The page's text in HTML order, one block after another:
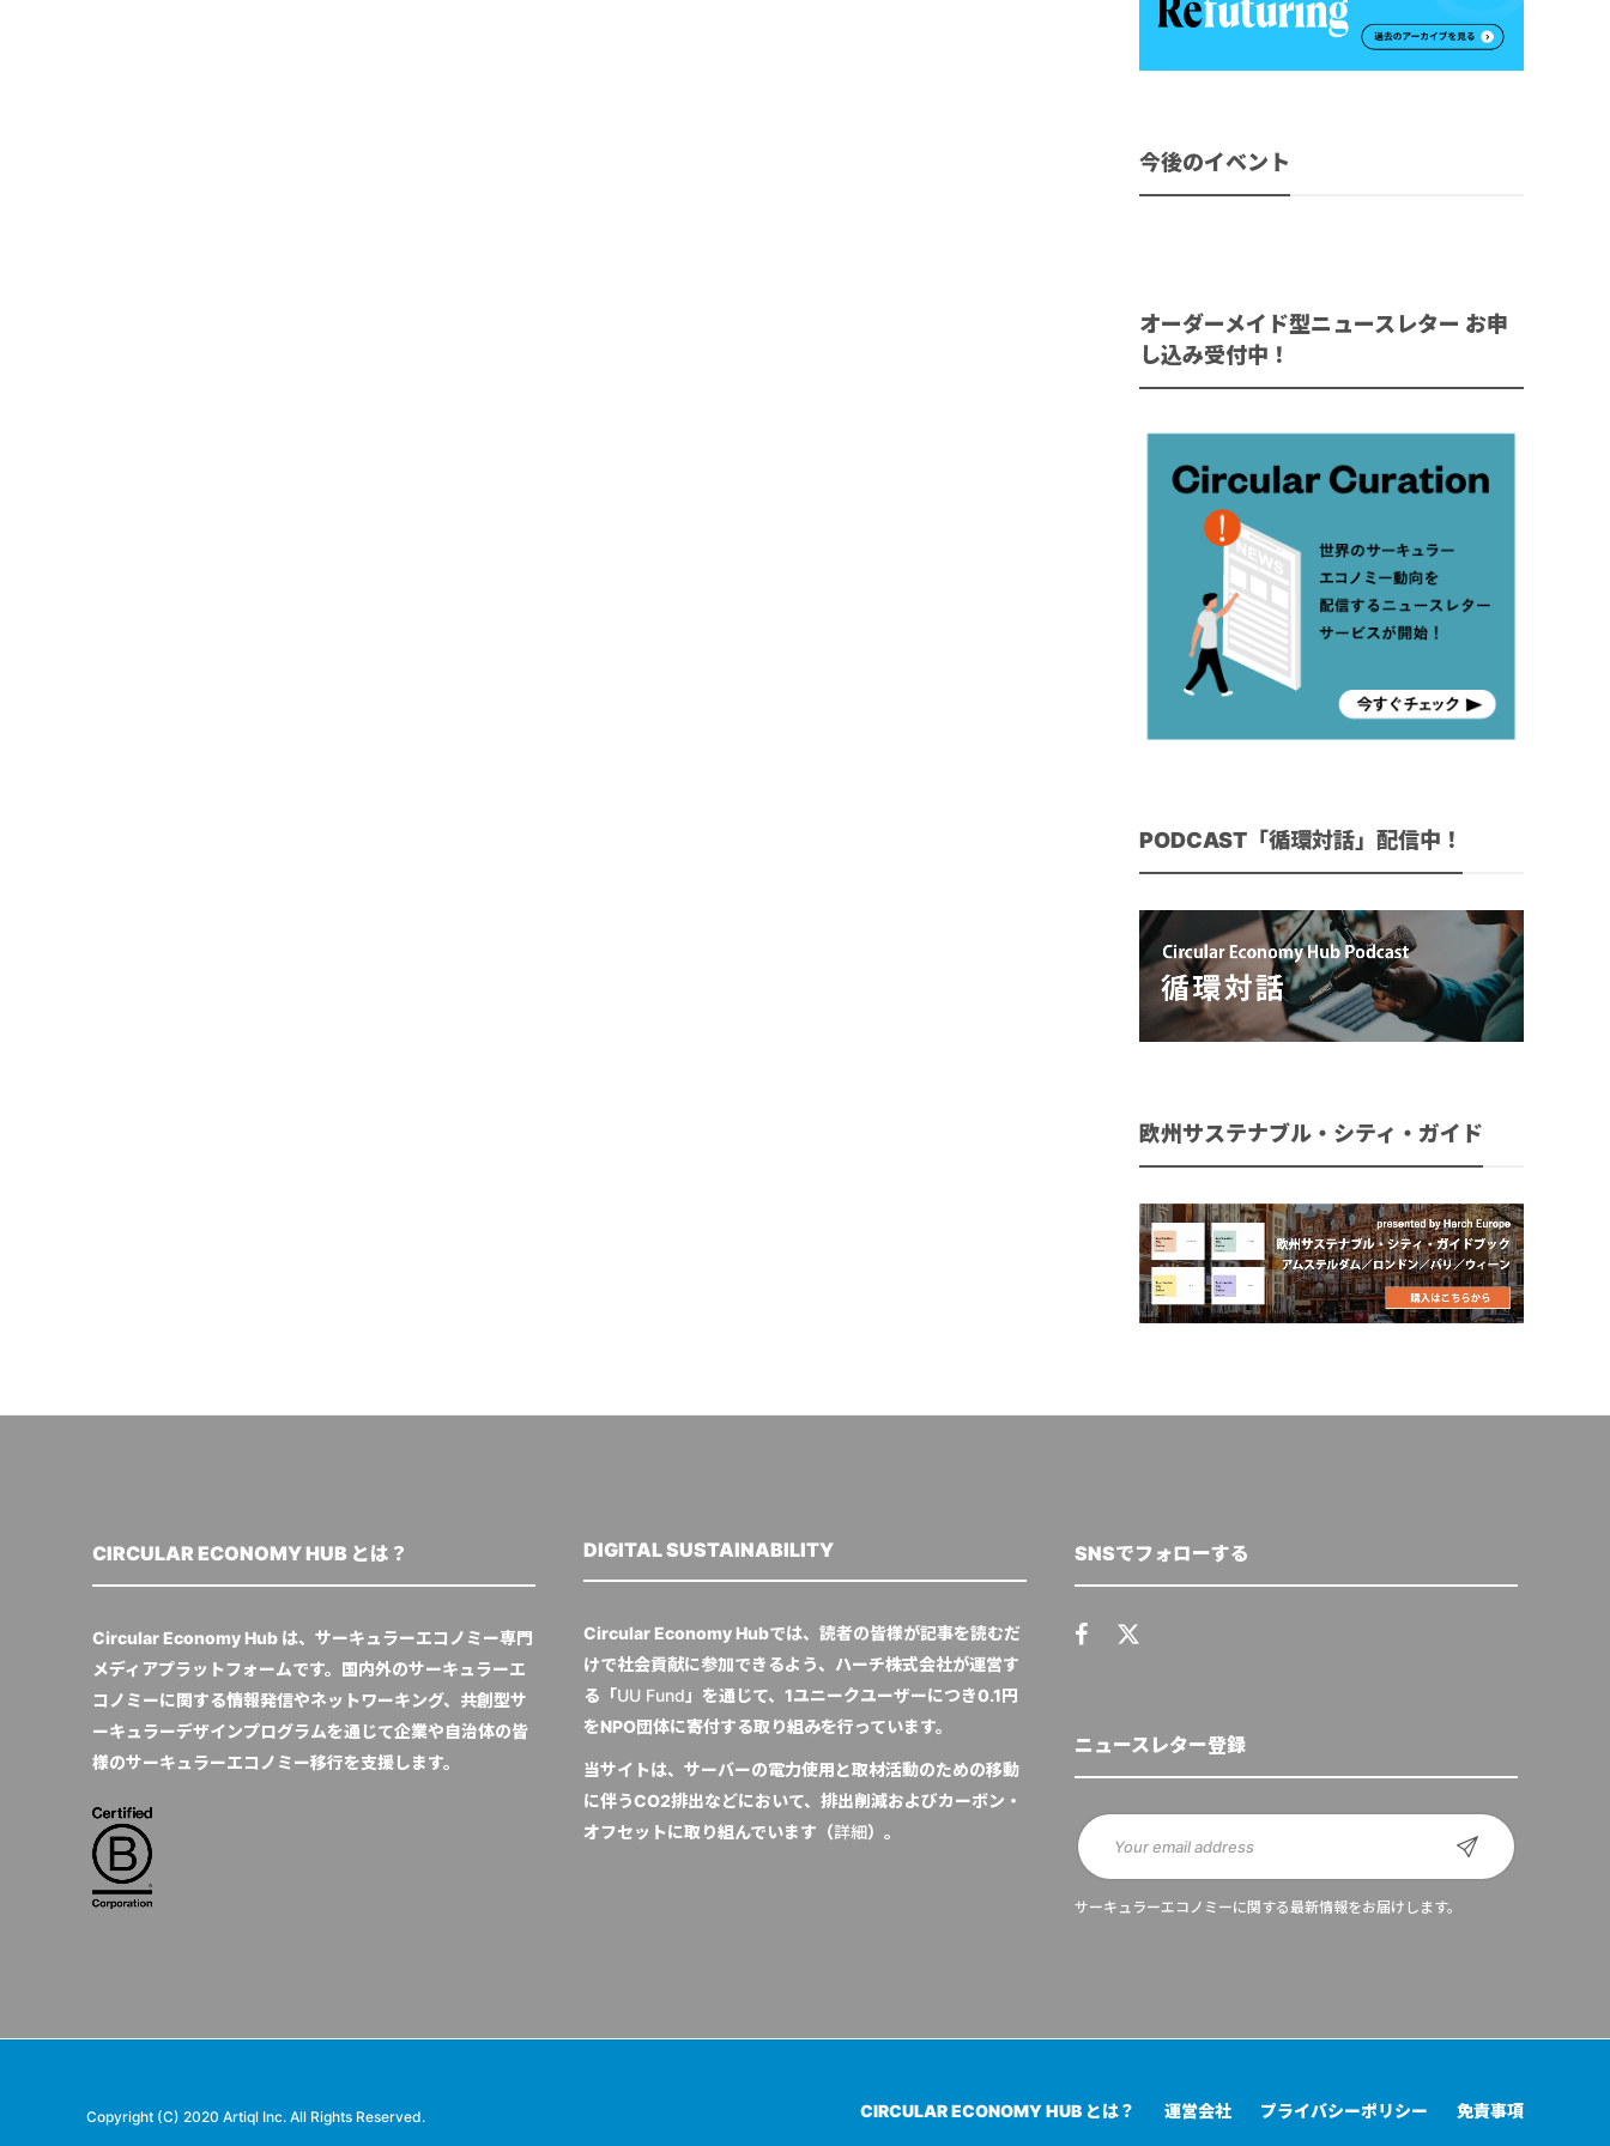
今後のイベント
オーダーメイド型ニュースレター お申
し込み受付中！
PODCAST「循環対話」配信中！
欧州サステナブル・シティ・ガイド
CIRCULAR ECONOMY HUB とは？
Circular Economy Hub は、サーキュラーエコノミー専門
メディアプラットフォームです。国内外のサーキュラーエ
コノミーに関する情報発信やネットワーキング、共創型サ
ーキュラーデザインプログラムを通じて企業や自治体の皆
様のサーキュラーエコノミー移行を支援します。
DIGITAL SUSTAINABILITY
Circular Economy Hubでは、読者の皆様が記事を読むだ
けで社会貢献に参加できるよう、ハーチ株式会社が運営す
る「UU Fund」を通じて、1ユニークユーザーにつき0.1円
をNPO団体に寄付する取り組みを行っています。
当サイトは、サーバーの電力使用と取材活動のための移動
に伴うCO2排出などにおいて、排出削減およびカーボン・
オフセットに取り組んでいます（詳細）。
SNSでフォローする
ニュースレター登録
サーキュラーエコノミーに関する最新情報をお届けします。
Copyright (C) 2020 Artiql Inc. All Rights Reserved. CIRCULAR ECONOMY HUB とは？ 運営会社 プライバシーポリシー 免責事項